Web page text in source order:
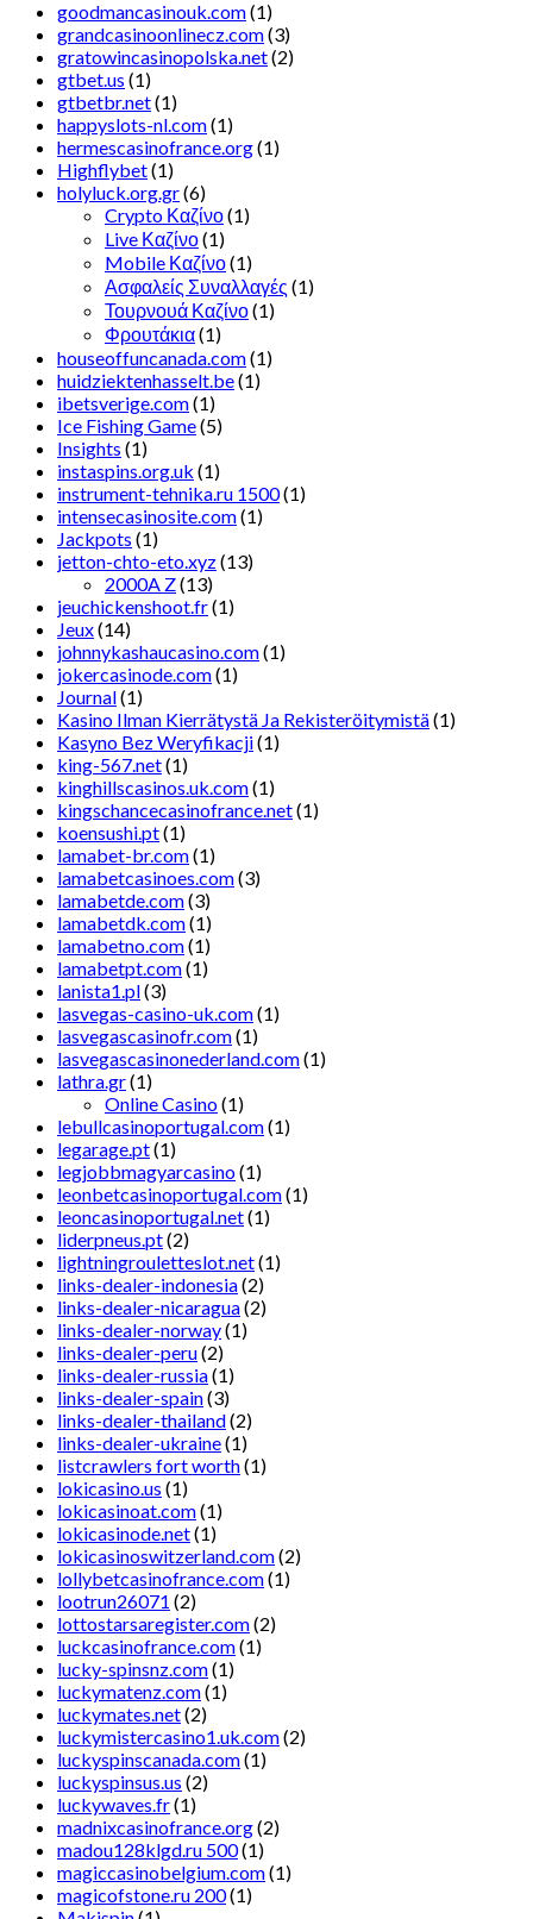
goodmancasinouk.com(1)
grandcasinoonlinecz.com(3)
gratowincasinopolska.net(2)
gtbet.us (1)
gtbetbr.net(1)
happyslots-nl.com(1)
hermescasinofrance.org(1)
Highflybet(1)
holyluck.org.gr(6)
Crypto Καζίνο(1)
Live Καζίνο(1)
Mobile Καζίνο(1)
Ασφαλείς Συναλλαγές (1)
Τουρνουά Καζίνο(1)
Φρουτάκια(1)
houseoffuncanada.com(1)
huidziektenhasselt.be(1)
ibetsverige.com(1)
Ice Fishing Game(5)
Insights (1)
instaspins.org.uk (1)
instrument-tehnika.ru 1500(1)
intensecasinosite.com(1)
Jackpots (1)
jetton-chto-eto.xyz(13)
2000A Z(13)
jeuchickenshoot.fr(1)
Jeux(14)
johnnykashaucasino.com(1)
jokercasinode.com(1)
Journal(1)
Kasino Ilman Kierrätystä Ja Rekisteröitymistä(1)
Kasyno Bez Weryfikacji(1)
king-567.net(1)
kinghillscasinos.uk.com(1)
kingschancecasinofrance.net(1)
koensushi.pt(1)
lamabet-br.com(1)
lamabetcasinoes.com(3)
lamabetde.com(3)
lamabetdk.com(1)
lamabetno.com(1)
lamabetpt.com(1)
lanista1.pl(3)
lasvegas-casino-uk.com(1)
lasvegascasinofr.com(1)
lasvegascasinonederland.com(1)
lathra.gr(1)
Online Casino(1)
lebullcasinoportugal.com(1)
legarage.pt(1)
legjobbmagyarcasino(1)
leonbetcasinoportugal.com(1)
leoncasinoportugal.net(1)
liderpneus.pt(2)
lightningrouletteslot.net(1)
links-dealer-indonesia(2)
links-dealer-nicaragua(2)
links-dealer-norway(1)
links-dealer-peru(2)
links-dealer-russia(1)
links-dealer-spain(3)
links-dealer-thailand(2)
links-dealer-ukraine(1)
listcrawlers fort worth(1)
lokicasino.us (1)
lokicasinoat.com(1)
lokicasinode.net(1)
lokicasinoswitzerland.com(2)
lollybetcasinofrance.com(1)
lootrun26071 (2)
lottostarsaregister.com(2)
luckcasinofrance.com(1)
lucky-spinsnz.com(1)
luckymatenz.com(1)
luckymates.net(2)
luckymistercasino1.uk.com(2)
luckyspinscanada.com(1)
luckyspinsus.us (2)
luckywaves.fr(1)
madnixcasinofrance.org(2)
madou128klgd.ru 500(1)
magiccasinobelgium.com(1)
magicofstone.ru 200(1)